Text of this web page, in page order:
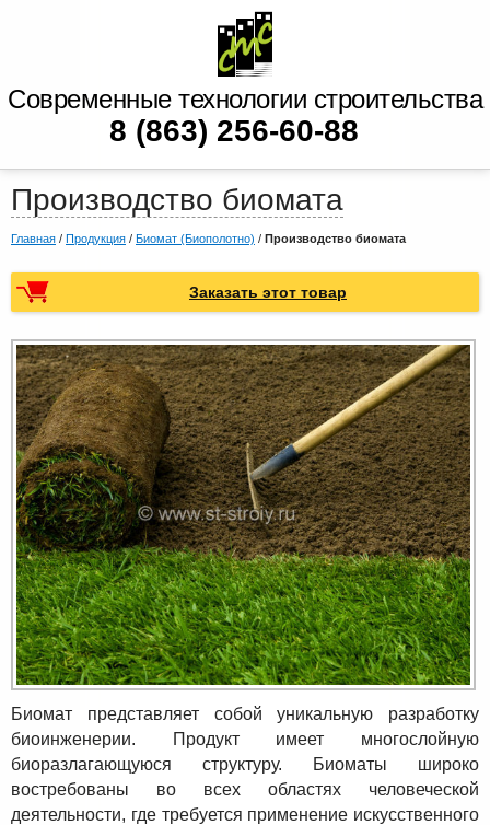
Современные технологии строительства
8 (863) 256-60-88
Производство биомата
Главная / Продукция / Биомат (Биополотно) / Производство биомата
Заказать этот товар
Биомат представляет собой уникальную разработку
биоинженерии. Продукт имеет многослойную
биоразлагающуюся структуру. Биоматы широко
востребованы во всех областях человеческой
деятельности, где требуется применение искусственного